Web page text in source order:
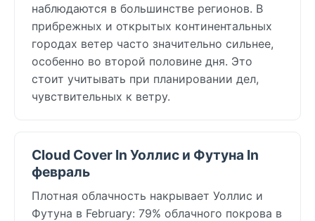
наблюдаются в большинстве регионов. В
прибрежных и открытых континентальных
городах ветер часто значительно сильнее,
особенно во второй половине дня. Это
стоит учитывать при планировании дел,
чувствительных к ветру.
Cloud Cover In Уоллис и Футуна In
февраль
Плотная облачность накрывает Уоллис и
Футуна в February: 79% облачного покрова в